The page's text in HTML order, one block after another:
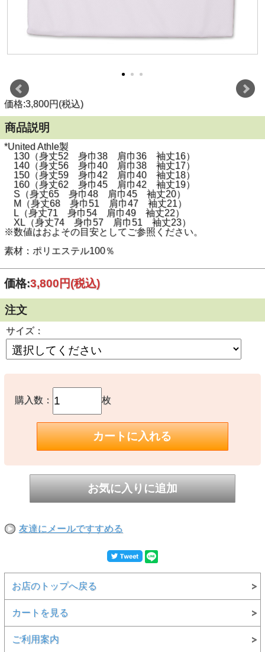
価格:3,800円(税込)
商品説明
*United Athle製
130（身丈52 身巾38 肩巾36 袖丈16）
140（身丈56 身巾40 肩巾38 袖丈17）
150（身丈59 身巾42 肩巾40 袖丈18）
160（身丈62 身巾45 肩巾42 袖丈19）
S（身丈65 身巾48 肩巾45 袖丈20）
M（身丈68 身巾51 肩巾47 袖丈21）
L（身丈71 身巾54 肩巾49 袖丈22）
XL（身丈74 身巾57 肩巾51 袖丈23）
※数値はおよその目安としてご参照ください。
素材：ポリエステル100％
価格:3,800円(税込)
注文
サイズ：
購入数： 枚
友達にメールですすめる
お店のトップへ戻る
カートを見る
ご利用案内